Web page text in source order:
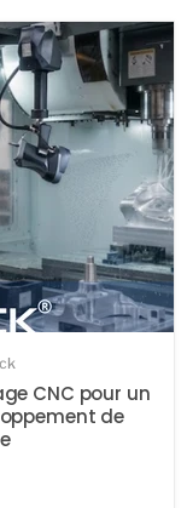
CNC pour un
de